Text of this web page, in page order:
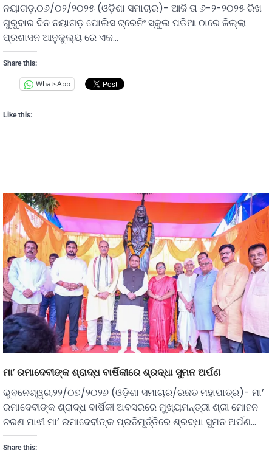
ନୟାଗଡ଼,୦୬/୦୨/୨୦୨୫ (ଓଡ଼ିଶା ସମାଚାର)- ଆଜି ତା ୬-୨-୨୦୨୫ ରିଖ
ଗୁରୁବାର ଦିନ ନୟାଗଡ଼ ପୋଲିସ ଟ୍ରେନିଂ ସ୍କୁଲ ପଡିଆ ଠାରେ ଜିଲ୍ଲା
ପ୍ରଶାସନ ଆନୁକୁଲ୍ୟ ରେ ଏକ…
Share this:
WhatsApp
Like this:
ମା’ ରମାଦେବୀଙ୍କ ଶ୍ରାଦ୍ଧ ବାର୍ଷିକୀରେ ଶ୍ରଦ୍ଧା ସୁମନ ଅର୍ପଣ
ଭୁବନେଶ୍ୱର,୨୨/୦୭/୨୦୨୬ (ଓଡ଼ିଶା ସମାଚାର/ରଜତ ମହାପାତ୍ର)- ମା’
ରମାଦେବୀଙ୍କ ଶ୍ରାଦ୍ଧ ବାର୍ଷିକୀ ଅବସରରେ ମୁଖ୍ୟମନ୍ତ୍ରୀ ଶ୍ରୀ ମୋହନ
ଚରଣ ମାଝୀ ମା’ ରମାଦେବୀଙ୍କ ପ୍ରତିମୂର୍ତ୍ତିରେ ଶ୍ରଦ୍ଧା ସୁମନ ଅର୍ପଣ…
Share this: